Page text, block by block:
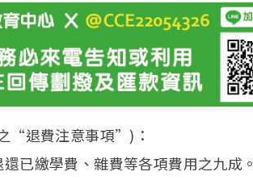
“退費注意事項”)：
已繳學費、雜費等各項費用之九成。